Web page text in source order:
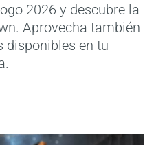
2026 y descubre la
Aprovecha también
disponibles en tu